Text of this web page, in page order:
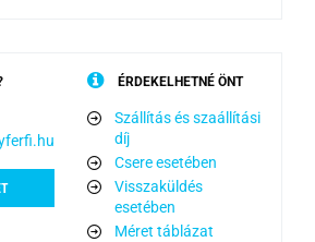
ÉRDEKELHETNÉ ÖNT
Szállítás és szaállítási
díj
Csere esetében
Visszaküldés
esetében
Méret táblázat